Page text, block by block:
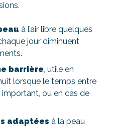
à l’air libre quelques
jour diminuent
barrière, utile en
lorsque le temps entre
ou en cas de
adaptées à la peau